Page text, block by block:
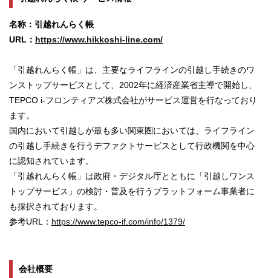
名称：引越れんらく帳
URL： https://www.hikkoshi-line.com/
「引越れんらく帳」は、主要なライフラインの引越し⼿続きのワ
ンストップサービスとして、2002年に経済産業省主導で開始し、
TEPCO i-フロンティアズ株式会社がサービス運営を行なっており
ます。
国内において引越しが最も多い関東圏においては、ライフライン
の引越し⼿続きを⾏うデファクトサービスとして⾏政機関を中⼼
に認知されています。
「引越れんらく帳」は政府・デジタル庁とともに「引越しワンス
トップサービス」の検討・普及を⾏うプラットフォーム事業者に
も採択されております。
参考URL： https://www.tepco-if.com/info/1379/
会社概要